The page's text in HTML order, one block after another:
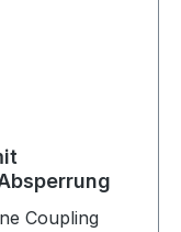
Coupling